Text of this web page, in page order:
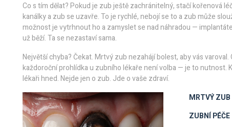
Co s tím dělat? Pokud je zub ještě zachránitelný, stačíkořenová
kanálky a zub se uzavře. To je rychlé, nebojí se to a zub může
možnost je vytrhnout ho a zamyslet se nad náhradou —
už běží. Ta se nezastaví sama.
Největší chyba? Čekat. Mrtvý zub nezahájí bolest, aby vás
každoroční prohlídka u zubního lékaře není volba — je to nutnost.
lékaři hned. Nejde jen o zub. Jde o vaše zdraví.
MRTVÝ ZUB
ZUBNÍ PÉČE